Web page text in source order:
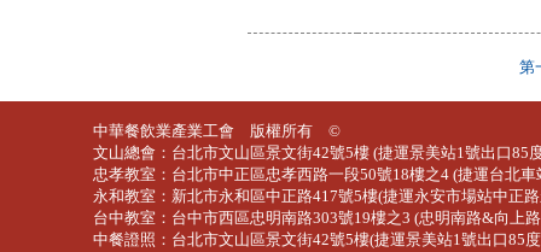
第
中華餐飲業產業工會 版權所有 ©
文山總會：台北市文山區景文街42號5樓 (捷運景美站1號出口85
忠孝教室：台北市中正區忠孝西路一段50號18樓之4 (捷運台北
永和教室：新北市永和區中正路417號5樓(捷運永安市場站中正
台中教室：台中市西區忠明南路303號19樓之3 (忠明南路&向上
中餐證照：台北市文山區景文街42號5樓(捷運景美站1號出口85